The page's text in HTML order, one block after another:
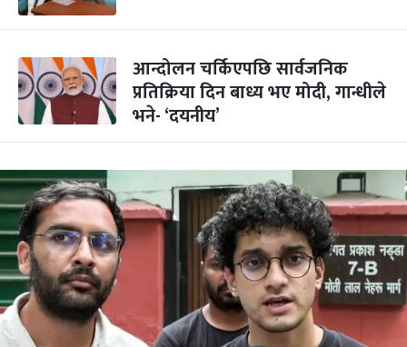
आन्दोलन चर्किएपछि सार्वजनिक
प्रतिक्रिया दिन बाध्य भए मोदी, गान्धीले
भने- ‘दयनीय’